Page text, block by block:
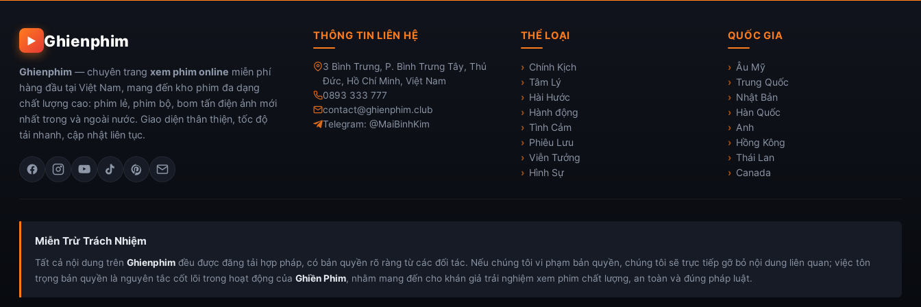
▶ Ghienphim
Ghienphim — chuyên trang xem phim online miễn phí
hàng đầu tại Việt Nam, mang đến kho phim đa dạng
chất lượng cao: phim lẻ, phim bộ, bom tấn điện ảnh mới
nhất trong và ngoài nước. Giao diện thân thiện, tốc độ
tải nhanh, cập nhật liên tục.
THÔNG TIN LIÊN HỆ
3 Bình Trưng, P. Bình Trưng Tây, Thủ
Đức, Hồ Chí Minh, Việt Nam
0893 333 777
contact@ghienphim.club
Telegram: @MaiBinhKim
THỂ LOẠI
Chính Kịch
Tâm Lý
Hài Hước
Hành động
Tình Cảm
Phiêu Lưu
Viễn Tưởng
Hình Sự
QUỐC GIA
Âu Mỹ
Trung Quốc
Nhật Bản
Hàn Quốc
Anh
Hồng Kông
Thái Lan
Canada
Miễn Trừ Trách Nhiệm
Tất cả nội dung trên Ghienphim đều được đăng tải hợp pháp, có bản quyền rõ ràng từ các đối tác. Nếu chúng tôi vi phạm bản quyền, chúng tôi sẽ trực tiếp gỡ bỏ nội dung liên quan; việc tôn
trọng bản quyền là nguyên tắc cốt lõi trong hoạt động của Ghiền Phim, nhằm mang đến cho khán giả trải nghiệm xem phim chất lượng, an toàn và đúng pháp luật.